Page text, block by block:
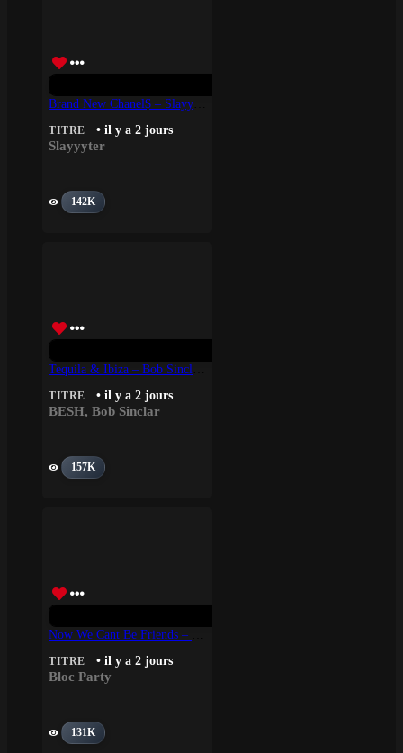
TITRE • il y a 2 jours
Slayyyter
142K
TITRE • il y a 2 jours
BESH, Bob Sinclar
157K
TITRE • il y a 2 jours
Bloc Party
131K